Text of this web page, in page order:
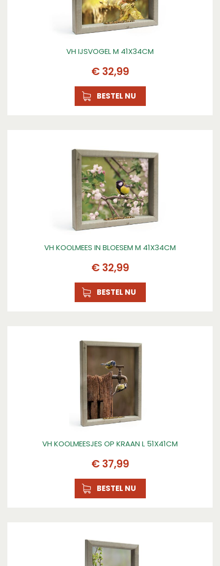
VH IJSVOGEL M 41X34CM
€ 32,99
BESTEL NU
VH KOOLMEES IN BLOESEM M 41X34CM
€ 32,99
BESTEL NU
VH KOOLMEESJES OP KRAAN L 51X41CM
€ 37,99
BESTEL NU